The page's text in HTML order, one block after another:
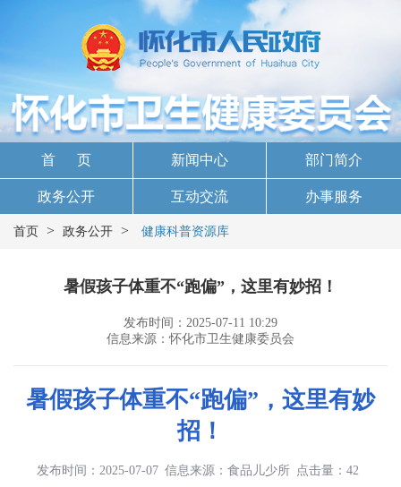
首 页 新闻中心 部门简介
政务公开 互动交流 办事服务
首页 > 政务公开 > 健康科普资源库
暑假孩子体重不“跑偏”，这里有妙招！
发布时间：2025-07-11 10:29
信息来源：怀化市卫生健康委员会
暑假孩子体重不“跑偏”，这里有妙
招！
发布时间：2025-07-07 信息来源：食品儿少所 点击量：42